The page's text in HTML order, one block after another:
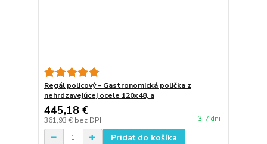
Regál policový - Gastronomická polička z
nehrdzavejúcej ocele 120x48, a
445,18 €
361,93 € bez DPH 3-7 dni
Pridať do košíka